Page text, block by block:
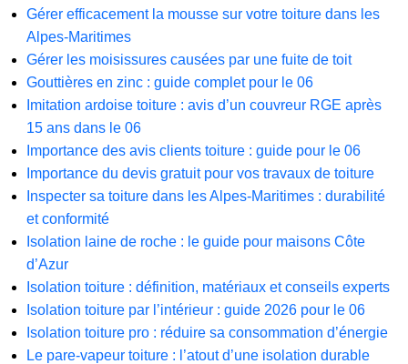
Gérer efficacement la mousse sur votre toiture dans les
Alpes-Maritimes
Gérer les moisissures causées par une fuite de toit
Gouttières en zinc : guide complet pour le 06
Imitation ardoise toiture : avis d’un couvreur RGE après
15 ans dans le 06
Importance des avis clients toiture : guide pour le 06
Importance du devis gratuit pour vos travaux de toiture
Inspecter sa toiture dans les Alpes-Maritimes : durabilité
et conformité
Isolation laine de roche : le guide pour maisons Côte
d’Azur
Isolation toiture : définition, matériaux et conseils experts
Isolation toiture par l’intérieur : guide 2026 pour le 06
Isolation toiture pro : réduire sa consommation d’énergie
Le pare-vapeur toiture : l’atout d’une isolation durable